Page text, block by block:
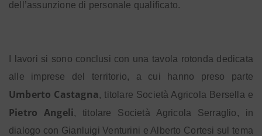
dell’assunzione di personale qualificato.
I lavori si sono conclusi con una tavola rotonda dedicata
alle imprese del territorio, a cui hanno preso parte
Umberto Castagna , titolare Società Agricola Bersella e
Pietro Angeli, titolare Società Agricola Serraglio, in
dialogo con Gianluigi Venturini e Alberto Cortesi sul tema